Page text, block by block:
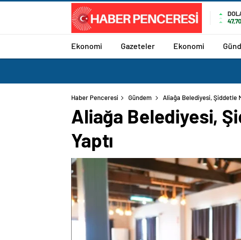
Ekonomi Gazeteler Ekonomi
Haber Penceresi Gündem Aliağa Belediyesi, Şiddetle
Aliağa Belediyesi,
Yaptı